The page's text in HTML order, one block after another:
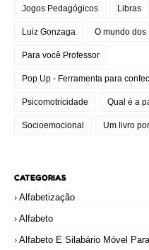
Jogos Pedagógicos Libras
Luiz Gonzaga O mundo
Para você Professor
Pop Up - Ferramenta para
Psicomotricidade Qual é a
Socioemocional Um livro
CATEGORIAS
Alfabetização
Alfabeto
Alfabeto E Silabário Móvel